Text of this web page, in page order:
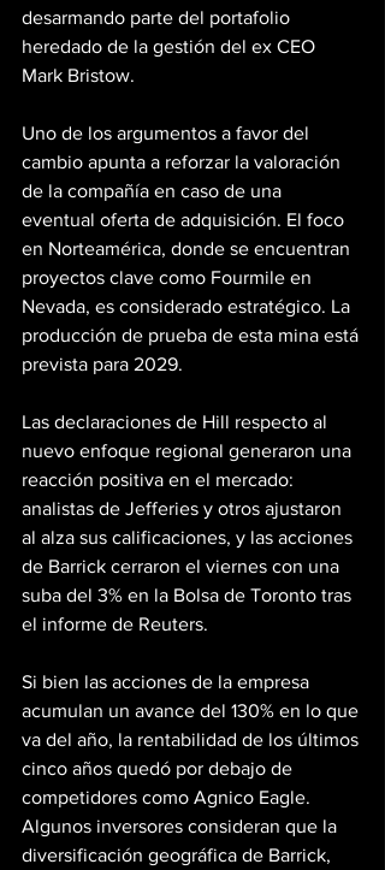
desarmando parte del portafolio
heredado de la gestión del ex CEO
Mark Bristow.
Uno de los argumentos a favor del
cambio apunta a reforzar la valoración
de la compañía en caso de una
eventual oferta de adquisición. El foco
en Norteamérica, donde se encuentran
proyectos clave como Fourmile en
Nevada, es considerado estratégico. La
producción de prueba de esta mina está
prevista para 2029.
Las declaraciones de Hill respecto al
nuevo enfoque regional generaron una
reacción positiva en el mercado:
analistas de Jefferies y otros ajustaron
al alza sus calificaciones, y las acciones
de Barrick cerraron el viernes con una
suba del 3% en la Bolsa de Toronto tras
el informe de Reuters.
Si bien las acciones de la empresa
acumulan un avance del 130% en lo que
va del año, la rentabilidad de los últimos
cinco años quedó por debajo de
competidores como Agnico Eagle.
Algunos inversores consideran que la
diversificación geográfica de Barrick,